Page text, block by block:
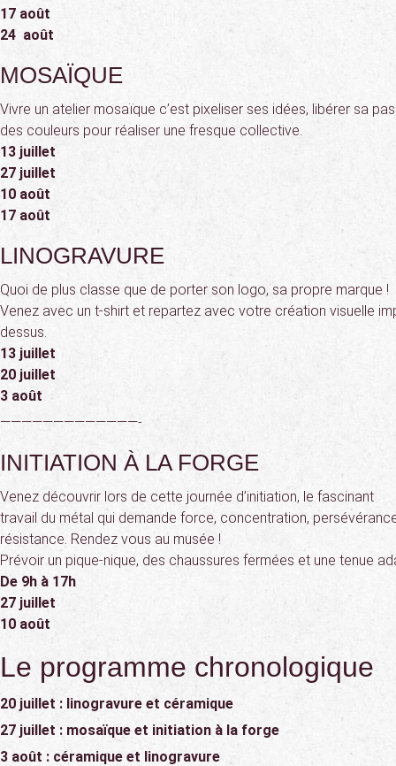
17 août
24 août
MOSAÏQUE
Vivre un atelier mosaïque c’est pixeliser ses idées, libérer sa
des couleurs pour réaliser une fresque collective.
13 juillet
27 juillet
10 août
17 août
LINOGRAVURE
Quoi de plus classe que de porter son logo, sa propre marque !
Venez avec un t-shirt et repartez avec votre création visuelle
dessus.
13 juillet
20 juillet
3 août
—————————————-
INITIATION À LA FORGE
Venez découvrir lors de cette journée d’initiation, le fascinant
travail du métal qui demande force, concentration,
résistance. Rendez vous au musée !
Prévoir un pique-nique, des chaussures fermées et une tenue
De 9h à 17h
27 juillet
10 août
Le programme chronologique
20 juillet : linogravure et céramique
27 juillet : mosaïque et initiation à la forge
3 août : céramique et linogravure